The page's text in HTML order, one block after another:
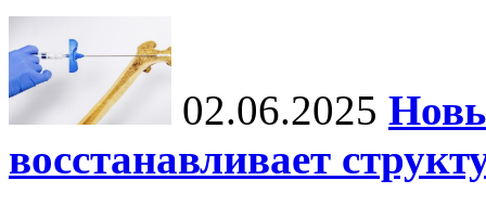
02.06.2025
восстанавливает